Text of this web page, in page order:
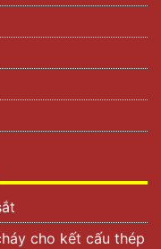
cho kết cấu thép